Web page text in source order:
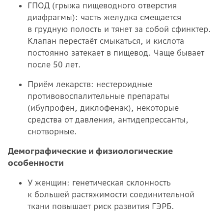
ГПОД (грыжа пищеводного отверстия
диафрагмы): часть желудка смещается
в грудную полость и тянет за собой сфинктер.
Клапан перестаёт смыкаться, и кислота
постоянно затекает в пищевод. Чаще бывает
после 50 лет.
Приём лекарств: нестероидные
противовоспалительные препараты
(ибупрофен, диклофенак), некоторые
средства от давления, антидепрессанты,
снотворные.
Демографические и физиологические
особенности
У женщин: генетическая склонность
к большей растяжимости соединительной
ткани повышает риск развития ГЭРБ.